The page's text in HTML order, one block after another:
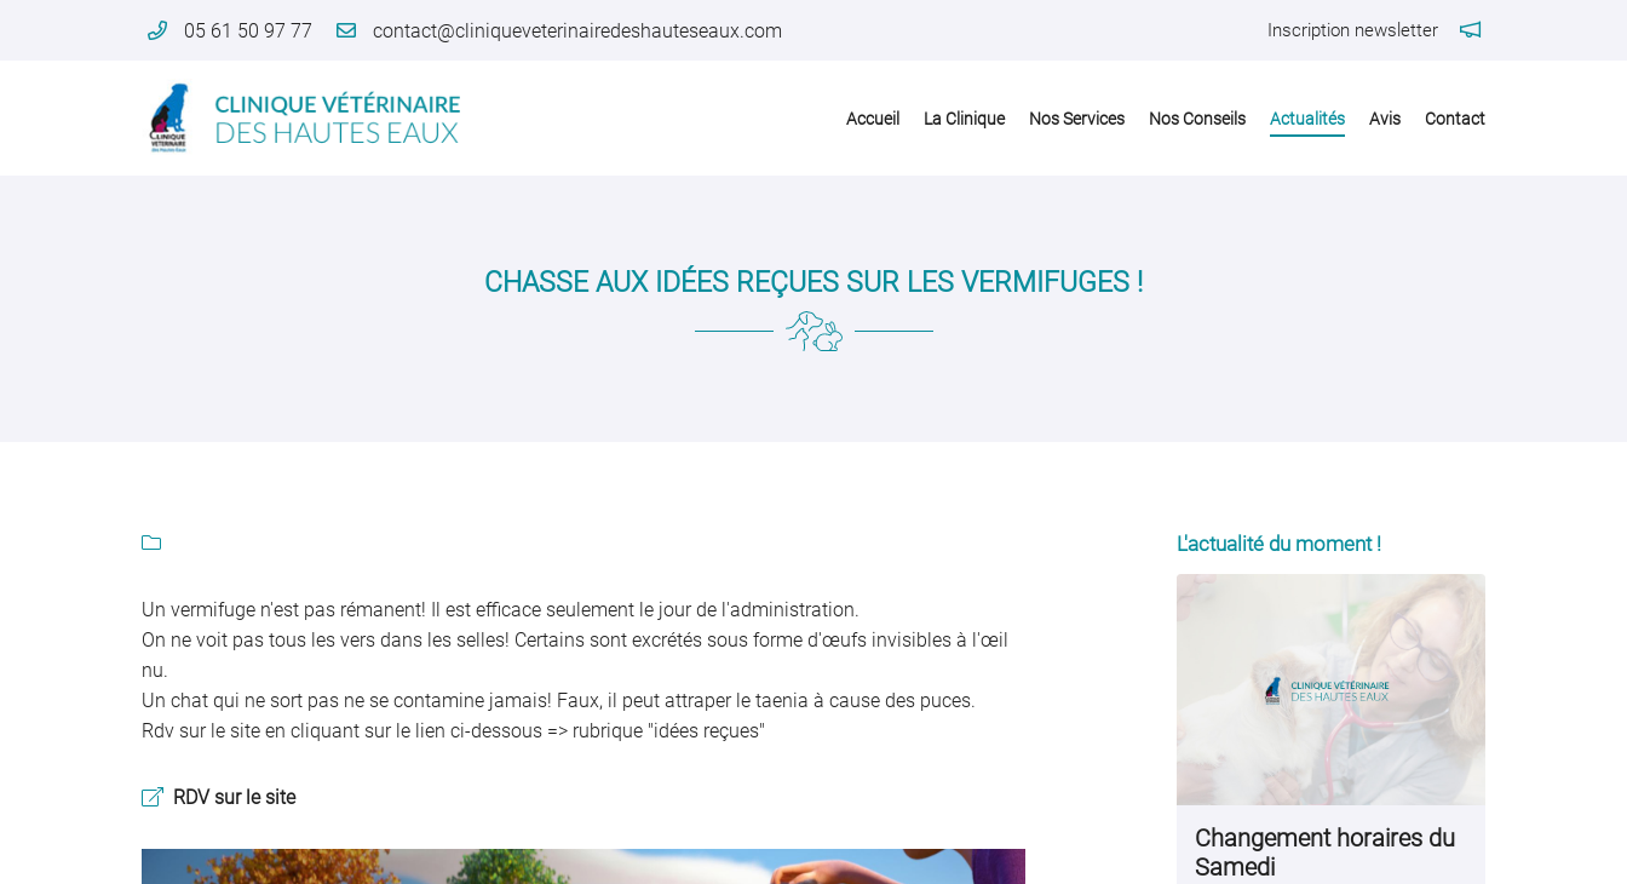
05 61 50 97 77 Inscription newsletter
Accueil La Clinique Nos Services Nos Conseils Actualités Avis Contact
05 61 50 97 77
En cochant cette case, vous consentez à recevoir nos propositions commerciales à
l'adresse email indiqué ci-dessus. Vous pouvez vous désinscrire à tout moment en
INSCRIPTION
CHASSE AUX IDÉES REÇUES SUR LES VERMIFUGES !

Un vermifuge n'est pas rémanent! Il est efficace seulement le jour de l'administration.
On ne voit pas tous les vers dans les selles! Certains sont excrétés sous forme d'œufs invisibles à l'œil
nu.
Un chat qui ne sort pas ne se contamine jamais! Faux, il peut attraper le taenia à cause des puces.
Rdv sur le site en cliquant sur le lien ci-dessous => rubrique "idées reçues"
RDV sur le site
L'actualité du moment !
Changement horaires du
Samedi